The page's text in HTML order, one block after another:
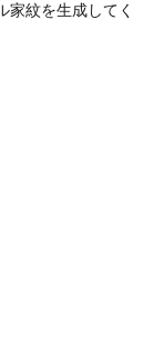
家紋を生成してく